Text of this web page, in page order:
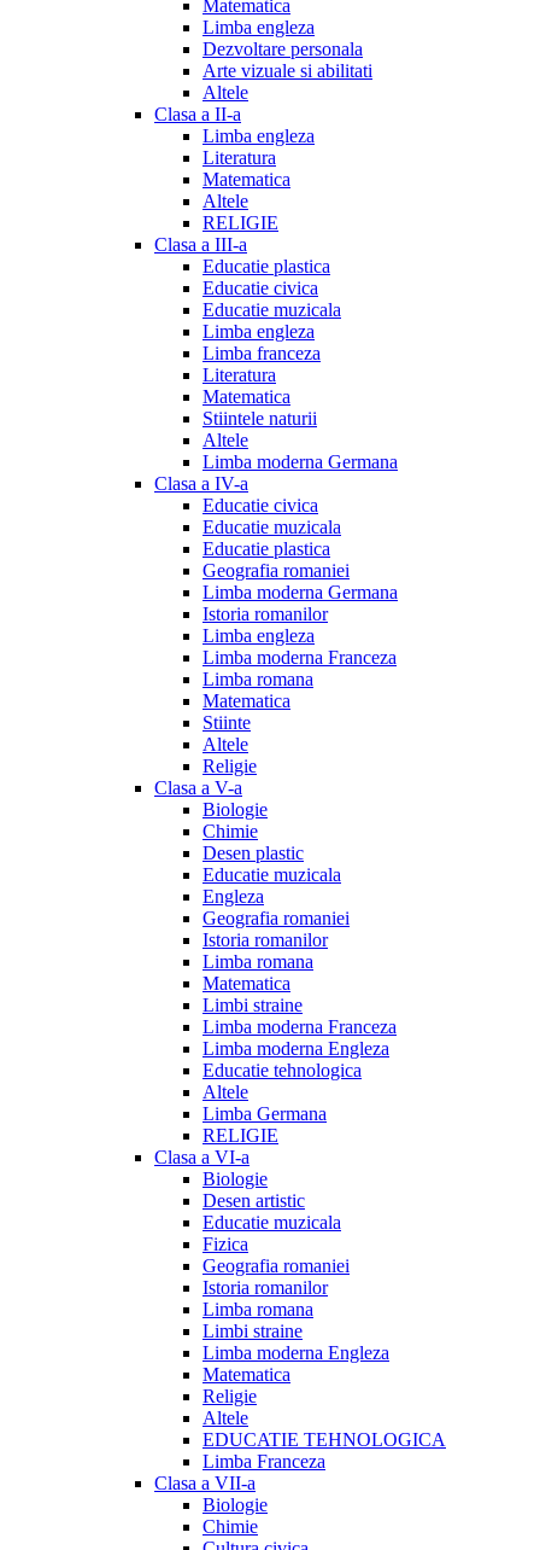
Matematica
Limba engleza
Dezvoltare personala
Arte vizuale si abilitati
Altele
Clasa a II-a
Limba engleza
Literatura
Matematica
Altele
RELIGIE
Clasa a III-a
Educatie plastica
Educatie civica
Educatie muzicala
Limba engleza
Limba franceza
Literatura
Matematica
Stiintele naturii
Altele
Limba moderna Germana
Clasa a IV-a
Educatie civica
Educatie muzicala
Educatie plastica
Geografia romaniei
Limba moderna Germana
Istoria romanilor
Limba engleza
Limba moderna Franceza
Limba romana
Matematica
Stiinte
Altele
Religie
Clasa a V-a
Biologie
Chimie
Desen plastic
Educatie muzicala
Engleza
Geografia romaniei
Istoria romanilor
Limba romana
Matematica
Limbi straine
Limba moderna Franceza
Limba moderna Engleza
Educatie tehnologica
Altele
Limba Germana
RELIGIE
Clasa a VI-a
Biologie
Desen artistic
Educatie muzicala
Fizica
Geografia romaniei
Istoria romanilor
Limba romana
Limbi straine
Limba moderna Engleza
Matematica
Religie
Altele
EDUCATIE TEHNOLOGICA
Limba Franceza
Clasa a VII-a
Biologie
Chimie